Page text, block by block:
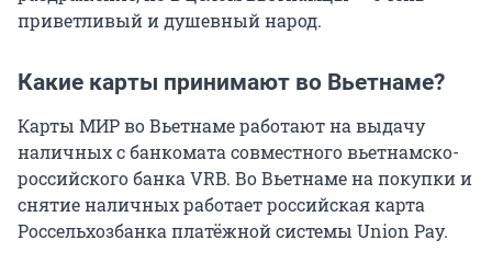
приветливый и душевный народ.
Какие карты принимают во Вьетнаме?
Карты МИР во Вьетнаме работают на выдачу
наличных с банкомата совместного вьетнамско-
российского банка VRB. Во Вьетнаме на покупки и
снятие наличных работает российская карта
Россельхозбанка платёжной системы Union Pay.